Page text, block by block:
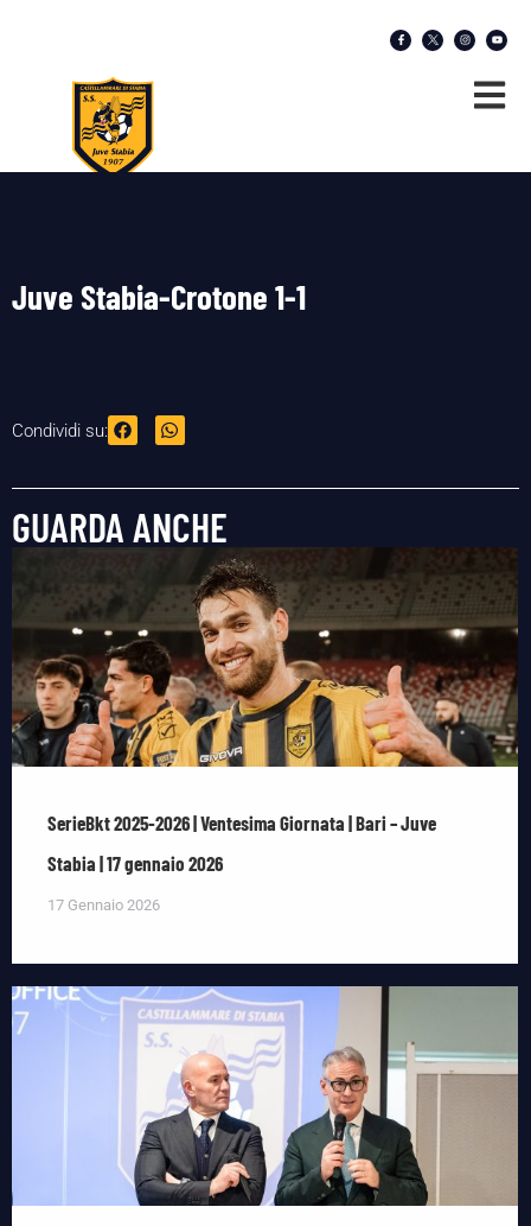
Juve Stabia-Crotone 1-1
Condividi su:
GUARDA ANCHE
SerieBkt 2025-2026 | Ventesima Giornata | Bari – Juve
Stabia | 17 gennaio 2026
17 Gennaio 2026